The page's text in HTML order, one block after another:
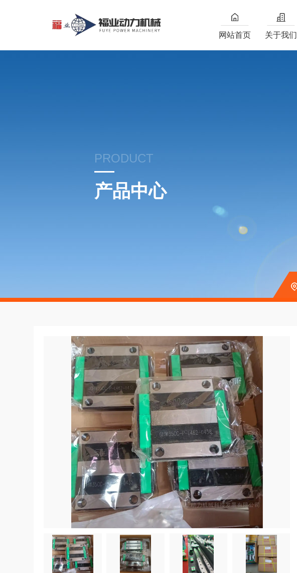
网站首页 关于我们
PRODUCT
产品中心